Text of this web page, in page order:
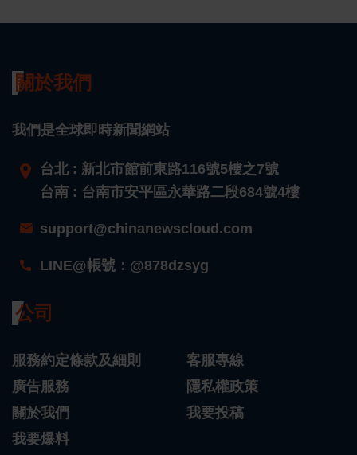
關於我們
我們是全球即時新聞網站
台北 : 新北市館前東路116號5樓之7號
台南 : 台南市安平區永華路二段684號4樓
support@chinanewscloud.com
LINE@帳號：@878dzsyg
公司
服務約定條款及細則
客服專線
廣告服務
隱私權政策
關於我們
我要投稿
我要爆料